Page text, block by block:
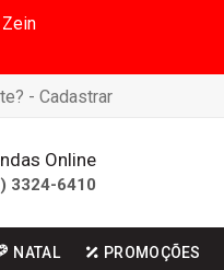
- Cadastrar
Online
3324-6410
NATAL PROMOÇÕES